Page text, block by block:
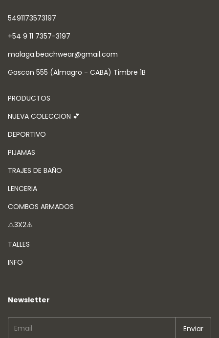
5491173573197
+54 9 11 7357-3197
malaga.beachwear@gmail.com
Gascon 555 (Almagro - CABA) Timbre 1B
PRODUCTOS
NUEVA COLECCION 💕
DEPORTIVO
PIJAMAS
TRAJES DE BAÑO
LENCERIA
COMBOS ARMADOS
⚠️3X2⚠️
TALLES
INFO
Newsletter